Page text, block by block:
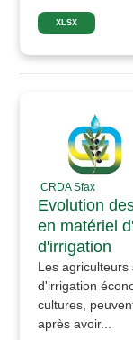
XLSX
CRDA Sfax
Evolution
en matériel
d'irrigation
Les
d'irrigation
cultures,
après avoir...